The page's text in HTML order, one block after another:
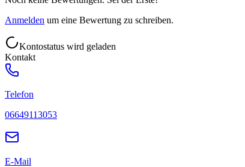
Anmelden um eine Bewertung zu schreiben.
Kontostatus wird geladen
Kontakt
Telefon
06649113053
E-Mail